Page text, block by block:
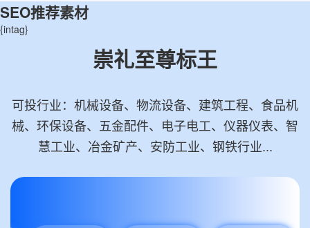
SEO推荐素材
{intag}
崇礼至尊标王
可投行业：机械设备、物流设备、建筑工程、食品机
械、环保设备、五金配件、电子电工、仪器仪表、智
慧工业、冶金矿产、安防工业、钢铁行业...